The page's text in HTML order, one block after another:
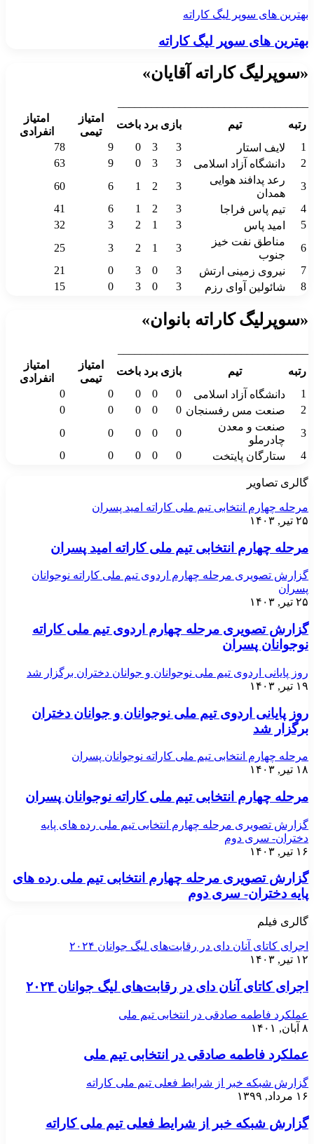
بهترین های سوپر لیگ کاراته
بهترین های سوپر لیگ کاراته
«سوپرلیگ کاراته آقایان»
رتبه
تیم بازی برد باخت
امتیاز
تیمی
امتیاز
انفرادی
1
لایف استار 3
3
0
9
78
2
دانشگاه آزاد اسلامی 3
3
0
9
63
3
رعد پدافند هوایی
همدان
3
2
1
6
60
4
تیم پاس فراجا 3
2
1
6
41
5
امید پاس 3
1
2
3
32
6
مناطق نفت خیز
جنوب
3
1
2
3
25
7
نیروی زمینی ارتش 3
0
3
0
21
8
شائولین آوای رزم 3
0
3
0
15
«سوپرلیگ کاراته بانوان»
رتبه
تیم بازی برد باخت
امتیاز
تیمی
امتیاز
انفرادی
1
دانشگاه آزاد اسلامی 0
0
0
0
0
2
صنعت مس رفسنجان 0
0
0
0
0
3
صنعت و معدن
چادرملو
0
0
0
0
0
4
ستارگان پایتخت 0
0
0
0
0
گالری تصاویر
مرحله چهارم انتخابی تیم ملی کاراته امید پسران
۲۵ تیر, ۱۴۰۳
مرحله چهارم انتخابی تیم ملی کاراته امید پسران
گزارش تصویری مرحله چهارم اردوی تیم ملی کاراته نوجوانان
پسران
۲۵ تیر, ۱۴۰۳
گزارش تصویری مرحله چهارم اردوی تیم ملی کاراته
نوجوانان پسران
روز پایانی اردوی تیم ملی نوجوانان و جوانان دختران برگزار شد
۱۹ تیر, ۱۴۰۳
روز پایانی اردوی تیم ملی نوجوانان و جوانان دختران
برگزار شد
مرحله چهارم انتخابی تیم ملی کاراته نوجوانان پسران
۱۸ تیر, ۱۴۰۳
مرحله چهارم انتخابی تیم ملی کاراته نوجوانان پسران
گزارش تصویری مرحله چهارم انتخابی تیم ملی رده های پایه
دختران- سری دوم
۱۶ تیر, ۱۴۰۳
گزارش تصویری مرحله چهارم انتخابی تیم ملی رده های
پایه دختران- سری دوم
گالری فیلم
اجرای کاتای آنان دای در رقابت‌های لیگ جوانان ۲۰۲۴
۱۲ تیر, ۱۴۰۳
اجرای کاتای آنان دای در رقابت‌های لیگ جوانان ۲۰۲۴
عملکرد فاطمه صادقی در انتخابی تیم ملی
۸ آبان, ۱۴۰۱
عملکرد فاطمه صادقی در انتخابی تیم ملی
گزارش شبکه خبر از شرایط فعلی تیم ملی کاراته
۱۶ مرداد, ۱۳۹۹
گزارش شبکه خبر از شرایط فعلی تیم ملی کاراته